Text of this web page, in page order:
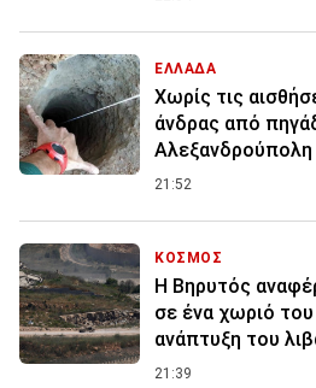
ΕΛΛΑΔΑ
Χωρίς τις
άνδρας από
Αλεξανδρούπολη
21:52
ΚΟΣΜΟΣ
Η Βηρυτός
σε ένα χωριό
ανάπτυξη του
21:39